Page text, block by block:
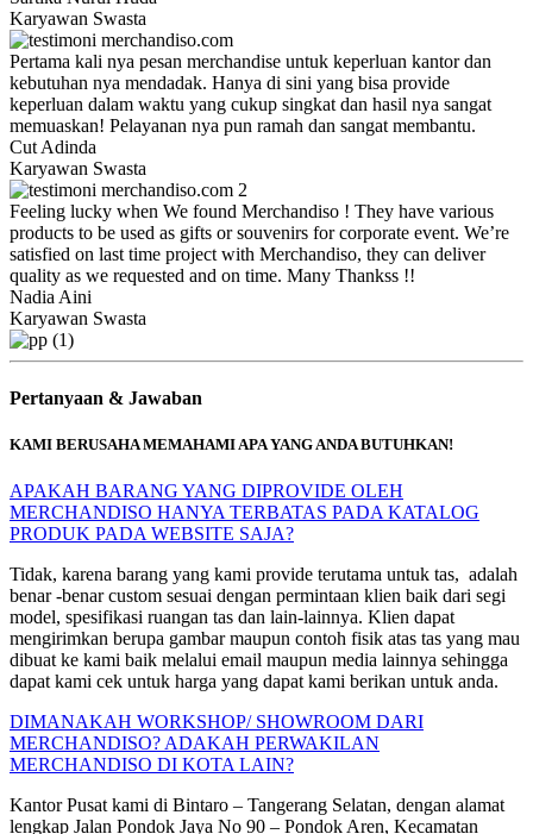
Karyawan Swasta
Pertama kali nya pesan merchandise untuk keperluan kantor dan
kebutuhan nya mendadak. Hanya di sini yang bisa provide
keperluan dalam waktu yang cukup singkat dan hasil nya sangat
memuaskan! Pelayanan nya pun ramah dan sangat membantu.
Cut Adinda
Karyawan Swasta
Feeling lucky when We found Merchandiso ! They have various
products to be used as gifts or souvenirs for corporate event. We’re
satisfied on last time project with Merchandiso, they can deliver
quality as we requested and on time. Many Thankss !!
Nadia Aini
Karyawan Swasta
Pertanyaan & Jawaban
KAMI BERUSAHA MEMAHAMI APA YANG ANDA BUTUHKAN!
APAKAH BARANG YANG DIPROVIDE OLEH
MERCHANDISO HANYA TERBATAS PADA KATALOG
PRODUK PADA WEBSITE SAJA?
Tidak, karena barang yang kami provide terutama untuk tas, adalah
benar -benar custom sesuai dengan permintaan klien baik dari segi
model, spesifikasi ruangan tas dan lain-lainnya. Klien dapat
mengirimkan berupa gambar maupun contoh fisik atas tas yang mau
dibuat ke kami baik melalui email maupun media lainnya sehingga
dapat kami cek untuk harga yang dapat kami berikan untuk anda.
DIMANAKAH WORKSHOP/ SHOWROOM DARI
MERCHANDISO? ADAKAH PERWAKILAN
MERCHANDISO DI KOTA LAIN?
Kantor Pusat kami di Bintaro – Tangerang Selatan, dengan alamat
lengkap Jalan Pondok Jaya No 90 – Pondok Aren, Kecamatan